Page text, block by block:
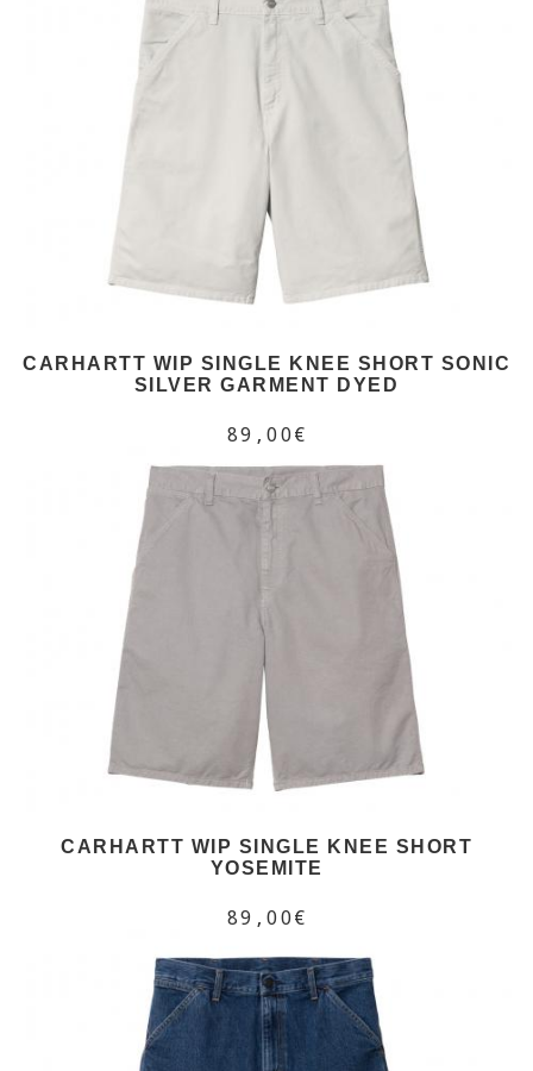
CARHARTT WIP SINGLE KNEE SHORT SONIC
SILVER GARMENT DYED
89,00€
CARHARTT WIP SINGLE KNEE SHORT
YOSEMITE
89,00€